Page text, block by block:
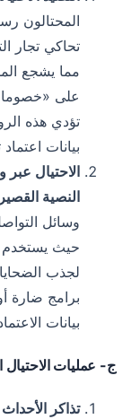
المحتالون
تحاكي تجار
مما يشجع
على
تؤدي هذه
بيانات
الاحتيال
النصية
وسائل
حيث يستخدم
لجذب
برامج ضارة
بيانات
ج- عمليات الاحتيال
تذاكر